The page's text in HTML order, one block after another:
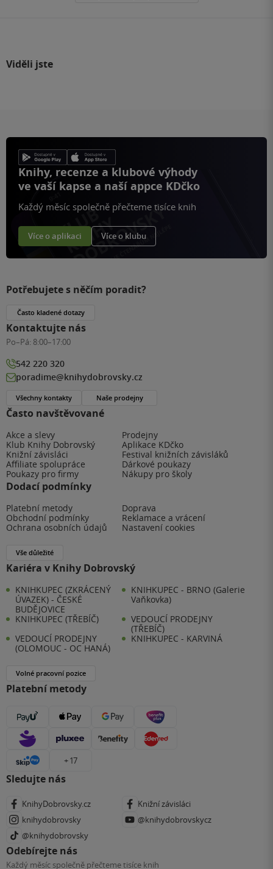
Viděli jste
Knihy, recenze a klubové výhody
ve vaší kapse a naší appce KDčko
Každý měsíc společně přečteme tisíce knih
Více o aplikaci Více o klubu
Často navštěvované
Akce a slevy
Prodejny
Klub Knihy Dobrovský
Aplikace KDčko
Knižní závisláci
Festival knižních závisláků
Affiliate spolupráce
Dárkové poukazy
Poukazy pro firmy
Nákupy pro školy
Dodací podmínky
Platební metody
Doprava
Obchodní podmínky
Reklamace a vrácení
Ochrana osobních údajů
Nastavení cookies
Vše důležité
Kariéra v Knihy Dobrovský
KNIHKUPEC (ZKRÁCENÝ
ÚVAZEK) - ČESKÉ
BUDĚJOVICE
KNIHKUPEC - BRNO (Galerie
Vaňkovka)
KNIHKUPEC (TŘEBÍČ)
VEDOUCÍ PRODEJNY
(TŘEBÍČ)
VEDOUCÍ PRODEJNY
(OLOMOUC - OC HANÁ)
KNIHKUPEC - KARVINÁ
Volné pracovní pozice
Platební metody
+ 17
Sledujte nás
KnihyDobrovsky.cz
Knižní závisláci
knihydobrovsky
@knihydobrovskycz
@knihydobrovsky
Odebírejte nás
Každý měsíc společně přečteme tisíce knih
Potřebujete s něčím poradit?
Často kladené dotazy
Kontaktujte nás
Po–Pá: 8:00–17:00
542 220 320
poradime@knihydobrovsky.cz
Všechny kontakty Naše prodejny